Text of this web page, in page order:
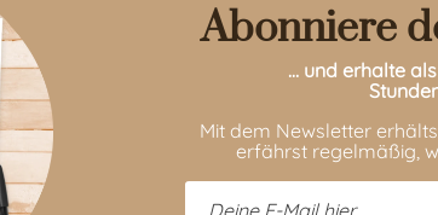
Abonniere
… und erhalte
Mit dem Newsletter
erfährst regelmäßig,